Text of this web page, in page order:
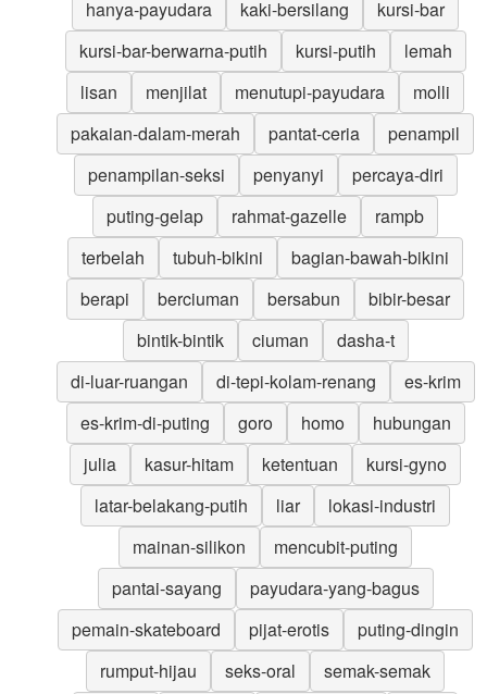
hanya-payudara kaki-bersilang
kursi-bar
kursi-bar-berwarna-putih
kursi-putih
lemah
lisan
menjilat menutupi-payudara
molli
pakaian-dalam-merah
pantat-ceria
penampil
penampilan-seksi
penyanyi
percaya-diri
puting-gelap
rahmat-gazelle
rampb
terbelah
tubuh-bikini
bagian-bawah-bikini
berapi
berciuman bersabun
bibir-besar
bintik-bintik
ciuman
dasha-t
di-luar-ruangan
di-tepi-kolam-renang
es-krim
es-krim-di-puting
goro homo
hubungan
julia
kasur-hitam ketentuan
kursi-gyno
latar-belakang-putih
liar
lokasi-industri
mainan-silikon
mencubit-puting
pantai-sayang
payudara-yang-bagus
pemain-skateboard
pijat-erotis
puting-dingin
rumput-hijau
seks-oral
semak-semak